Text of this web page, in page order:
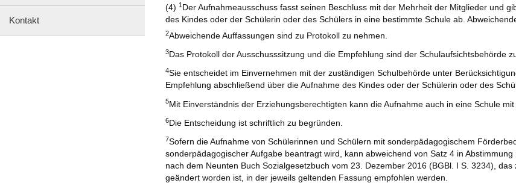
Kontakt
(4) 1 Der Aufnahmeausschuss fasst seinen Beschluss mit der Mehrheit der Mitglieder und
des Kindes oder der Schülerin oder des Schülers in eine bestimmte Schule ab.
2Abweichende Auffassungen sind zu Protokoll zu nehmen.
3Das Protokoll der Ausschusssitzung und die Empfehlung sind der Schulaufsichtsbehörde
4Sie entscheidet im Einvernehmen mit der zuständigen Schulbehörde unter
Empfehlung abschließend über die Aufnahme des Kindes oder der Schülerin oder des
5Mit Einverständnis der Erziehungsberechtigten kann die Aufnahme auch in eine Schule
6Die Entscheidung ist schriftlich zu begründen.
7Sofern die Aufnahme von Schülerinnen und Schülern mit sonderpädagogischem
sonderpädagogischer Aufgabe beantragt wird, kann abweichend von Satz 4 in
nach dem Neunten Buch Sozialgesetzbuch vom 23. Dezember 2016 (BGBl. I S. 3234),
geändert worden ist, in der jeweils geltenden Fassung empfohlen werden.